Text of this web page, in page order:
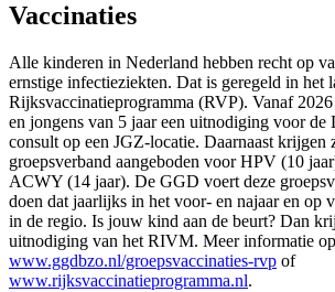
Vaccinaties
Alle kinderen in Nederland hebben recht op
ernstige infectieziekten. Dat is geregeld in het
Rijksvaccinatieprogramma (RVP). Vanaf
en jongens van 5 jaar een uitnodiging voor
consult op een JGZ-locatie. Daarnaast krijgen
groepsverband aangeboden voor HPV (10
ACWY (14 jaar). De GGD voert deze
doen dat jaarlijks in het voor- en najaar en op
in de regio. Is jouw kind aan de beurt? Dan
uitnodiging van het RIVM. Meer informatie op
www.ggdbzo.nl/groepsvaccinaties-rvp of
www.rijksvaccinatieprogramma.nl.